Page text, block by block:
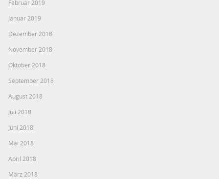
Februar 2019
Januar 2019
Dezember 2018
November 2018
Oktober 2018
September 2018
August 2018
Juli 2018
Juni 2018
Mai 2018
April 2018
März 2018